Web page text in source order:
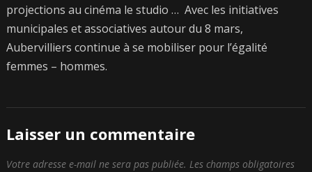
projections au cinéma le studio … Avec les initiatives
municipales et associatives autour du 8 mars,
Aubervilliers continue à se mobiliser pour l’égalité
femmes – hommes.
Laisser un commentaire
Votre adresse e-mail ne sera pas publiée. Les champs obligatoires